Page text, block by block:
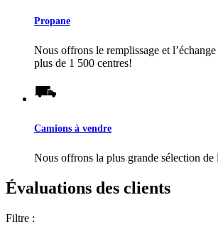
Propane
Nous offrons le remplissage et
plus de 1 500 centres!
Camions à vendre
Nous offrons la plus grande sélection de
Évaluations des clients
Filtre :